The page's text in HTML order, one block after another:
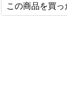
この商品を買